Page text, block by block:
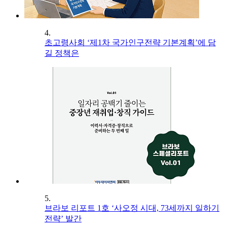
4.
초고령사회 ‘제1차 국가인구전략 기본계획’에 담
길 정책은
5.
브라보 리포트 1호 ‘사오정 시대, 73세까지 일하기
전략’ 발간